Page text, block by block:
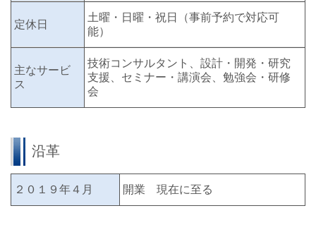
定休日
土曜・日曜・祝日（事前予約で対応可
能）
主なサービ
ス
技術コンサルタント、設計・開発・研究
支援、セミナー・講演会、勉強会・研修
会
沿革
２０１９年４月 開業 現在に至る